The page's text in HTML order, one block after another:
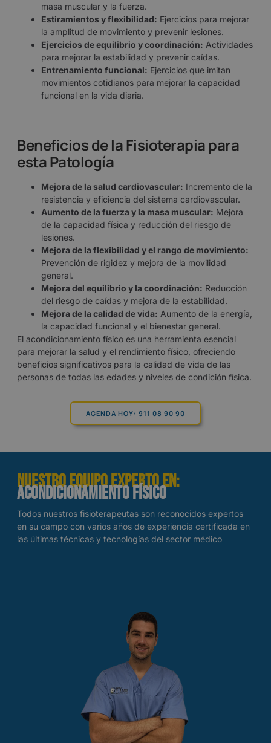
masa muscular y la fuerza.
Estiramientos y flexibilidad: Ejercicios para mejorar
la amplitud de movimiento y prevenir lesiones.
Ejercicios de equilibrio y coordinación: Actividades
para mejorar la estabilidad y prevenir caídas.
Entrenamiento funcional: Ejercicios que imitan
movimientos cotidianos para mejorar la capacidad
funcional en la vida diaria.
Beneficios de la Fisioterapia para
esta Patología
Mejora de la salud cardiovascular: Incremento de la
resistencia y eficiencia del sistema cardiovascular.
Aumento de la fuerza y la masa muscular: Mejora
de la capacidad física y reducción del riesgo de
lesiones.
Mejora de la flexibilidad y el rango de movimiento:
Prevención de rigidez y mejora de la movilidad
general.
Mejora del equilibrio y la coordinación: Reducción
del riesgo de caídas y mejora de la estabilidad.
Mejora de la calidad de vida: Aumento de la energía,
la capacidad funcional y el bienestar general.
El acondicionamiento físico es una herramienta esencial
para mejorar la salud y el rendimiento físico, ofreciendo
beneficios significativos para la calidad de vida de las
personas de todas las edades y niveles de condición física.
AGENDA HOY: 911 08 90 90
NUESTRO EQUIPO EXPERTO EN:
Acondicionamiento Físico
Todos nuestros fisioterapeutas son reconocidos expertos
en su campo con varios años de experiencia certificada en
las últimas técnicas y tecnologías del sector médico